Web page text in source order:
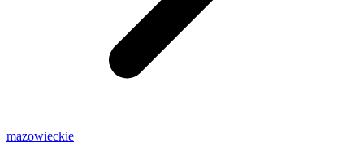
mazowieckie